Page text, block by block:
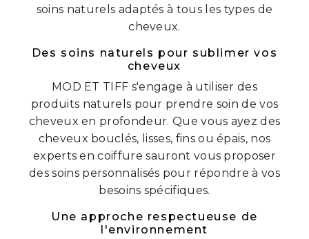
soins naturels adaptés à tous les types de
cheveux.
Des soins naturels pour sublimer vos
cheveux
MOD ET TIFF s'engage à utiliser des
produits naturels pour prendre soin de vos
cheveux en profondeur. Que vous ayez des
cheveux bouclés, lisses, fins ou épais, nos
experts en coiffure sauront vous proposer
des soins personnalisés pour répondre à vos
besoins spécifiques.
Une approche respectueuse de
l'environnement